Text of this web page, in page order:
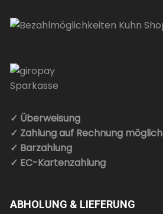
✓ Überweisung
✓ Zahlung auf Rechnung möglich
✓ Barzahlung
✓ EC-Kartenzahlung
ABHOLUNG & LIEFERUNG